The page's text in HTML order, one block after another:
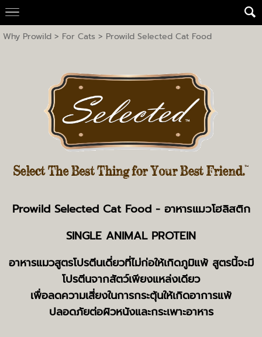
Why Prowild> For Cats > Prowild Selected Cat Food
Prowild Selected Cat Food - อาหารแมวโฮลิสติก
SINGLE ANIMAL PROTEIN
อาหารแมวสูตรโปรตีนเดี่ยวที่ไม่ก่อให้เกิดภูมิแพ้ สูตรนี้จะมี
โปรตีนจากสัตว์เพียงแหล่งเดียว
เพื่อลดความเสี่ยงในการกระตุ้นให้เกิดอาการแพ้
ปลอดภัยต่อผิวหนังและกระเพาะอาหาร